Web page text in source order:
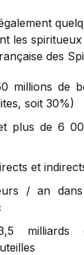
les
des
millions de
soit 30%)
plus de 6
et
/ an dans
milliards